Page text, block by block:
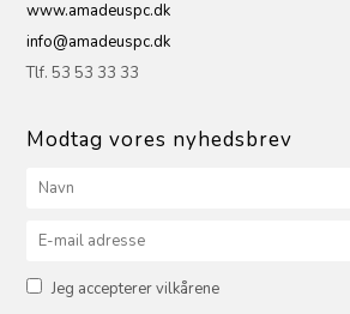
www.amadeuspc.dk
info@amadeuspc.dk
Tlf. 53 53 33 33
Modtag vores nyhedsbrev
Jeg accepterer vilkårene